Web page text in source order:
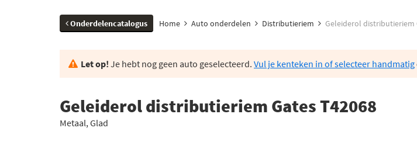
Onderdelencatalogus Home Auto onderdelen Distributieriem Geleiderol distributieriem
Let op! Je hebt nog geen auto geselecteerd. Vul je kenteken in of selecteer handmatig
Geleiderol distributieriem Gates T42068
Metaal, Glad